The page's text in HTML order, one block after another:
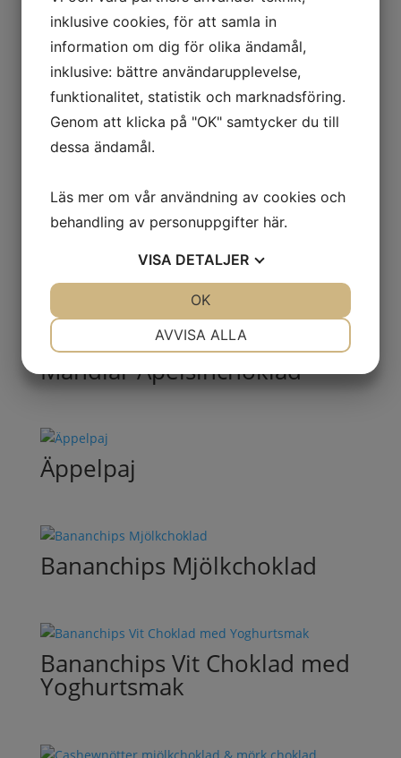
Lakritsfudge mjölkchoklad
Mandlar Salted caramel
Ananas Vit Choklad med
Yoghurtsmak
Mandlar Apelsinchoklad
Äppelpaj
Bananchips Mjölkchoklad
Bananchips Vit Choklad med
Yoghurtsmak
inklusive cookies, för att samla in
information om dig för olika ändamål,
inklusive: bättre användarupplevelse,
funktionalitet, statistik och marknadsföring.
Genom att klicka på "OK" samtycker du till
dessa ändamål.
Läs mer om vår användning av cookies och
behandling av personuppgifter här.
VISA DETALJER
AVVISA ALLA
OK